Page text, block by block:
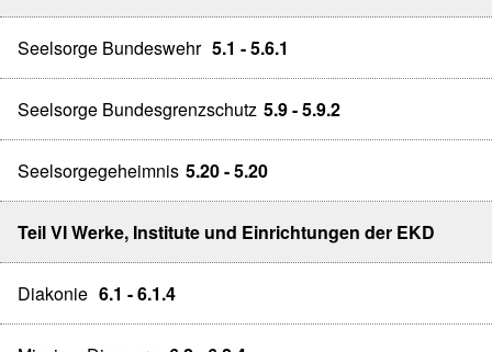
Seelsorge Bundeswehr 5.1 - 5.6.1
Seelsorge Bundesgrenzschutz 5.9 - 5.9.2
Seelsorgegeheimnis 5.20 - 5.20
Teil VI Werke, Institute und Einrichtungen der EKD
Diakonie 6.1 - 6.1.4